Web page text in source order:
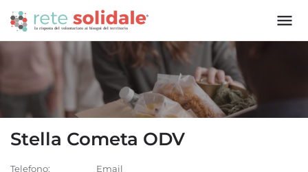
Stella Cometa ODV
Telefono: Email